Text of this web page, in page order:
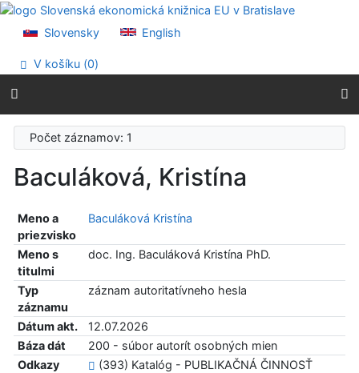
Prejsť na obsah
Prehlásenie o webovej prístupnosti
Slovensky English
V košíku (0)
Počet záznamov: 1
Baculáková, Kristína
Meno a
priezvisko
Baculáková Kristína
Meno s
titulmi
doc. Ing. Baculáková Kristína PhD.
Typ
záznamu
záznam autoritatívneho hesla
Dátum akt.
12.07.2026
Báza dát
200 - súbor autorít osobných mien
Odkazy
(393) Katalóg - PUBLIKAČNÁ ČINNOSŤ